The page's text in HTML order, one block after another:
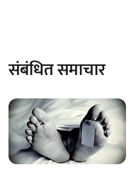
संबंधित समाचार